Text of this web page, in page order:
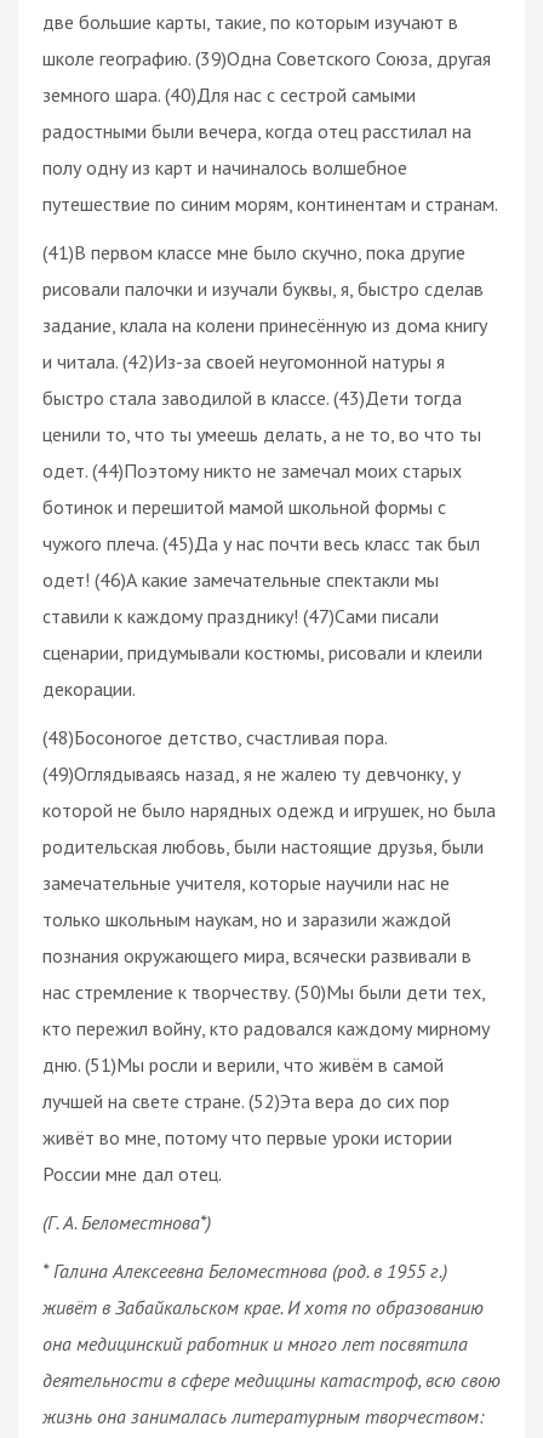
две большие карты, такие, по которым изучают в
школе географию. (39)Одна Советского Союза, другая
земного шара. (40)Для нас с сестрой самыми
радостными были вечера, когда отец расстилал на
полу одну из карт и начиналось волшебное
путешествие по синим морям, континентам и странам.
(41)В первом классе мне было скучно, пока другие
рисовали палочки и изучали буквы, я, быстро сделав
задание, клала на колени принесённую из дома книгу
и читала. (42)Из-за своей неугомонной натуры я
быстро стала заводилой в классе. (43)Дети тогда
ценили то, что ты умеешь делать, а не то, во что ты
одет. (44)Поэтому никто не замечал моих старых
ботинок и перешитой мамой школьной формы с
чужого плеча. (45)Да у нас почти весь класс так был
одет! (46)А какие замечательные спектакли мы
ставили к каждому празднику! (47)Сами писали
сценарии, придумывали костюмы, рисовали и клеили
декорации.
(48)Босоногое детство, счастливая пора.
(49)Оглядываясь назад, я не жалею ту девчонку, у
которой не было нарядных одежд и игрушек, но была
родительская любовь, были настоящие друзья, были
замечательные учителя, которые научили нас не
только школьным наукам, но и заразили жаждой
познания окружающего мира, всячески развивали в
нас стремление к творчеству. (50)Мы были дети тех,
кто пережил войну, кто радовался каждому мирному
дню. (51)Мы росли и верили, что живём в самой
лучшей на свете стране. (52)Эта вера до сих пор
живёт во мне, потому что первые уроки истории
России мне дал отец.
(Г. А. Беломестнова*)
* Галина Алексеевна Беломестнова (род. в 1955 г.)
живёт в Забайкальском крае. И хотя по образованию
она медицинский работник и много лет посвятила
деятельности в сфере медицины катастроф, всю свою
жизнь она занималась литературным творчеством: